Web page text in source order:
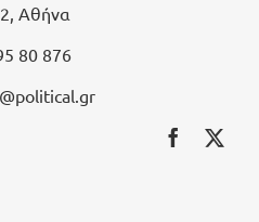
Αθήνα
80 876